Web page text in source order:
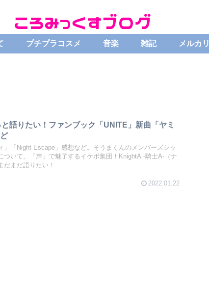
プチプラコスメ 音楽 雑記 メルカリ
語りたい！ファンブック「UNITE」新曲「ヤミ
」「Night Escape」感想など。そうまくんのメンバーズシッ
ついて。「声」で魅了するイケボ集団！KnightA -騎士A-（ナ
まだ語りたい！
2022.01.22